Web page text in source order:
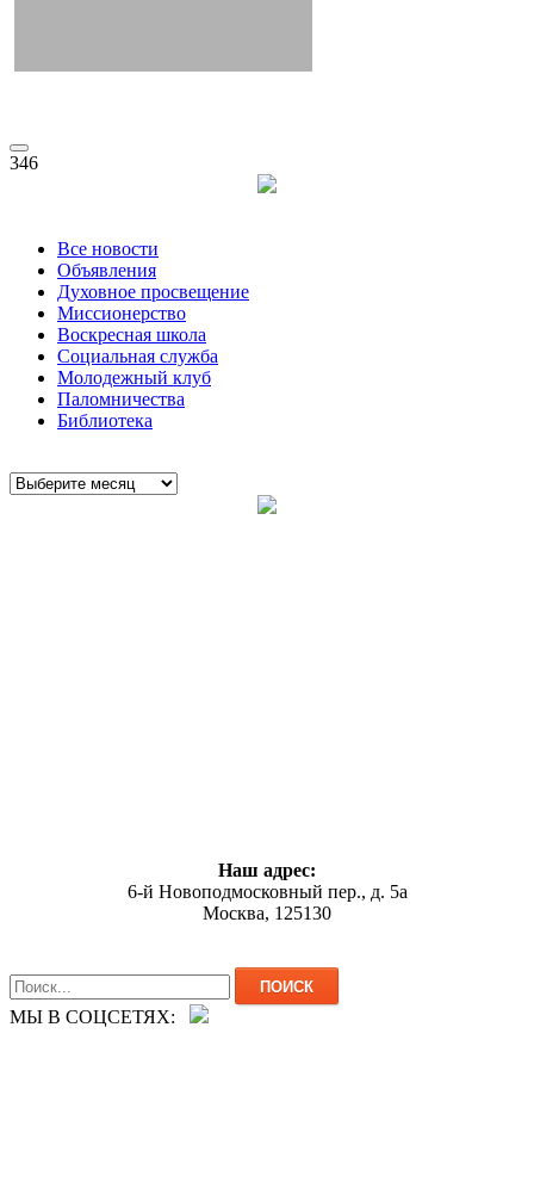
346
Все новости
Объявления
Духовное просвещение
Миссионерство
Воскресная школа
Социальная служба
Молодежный клуб
Паломничества
Библиотека
Наш адрес:
6-й Новоподмосковный пер., д. 5а
Москва, 125130
МЫ В СОЦСЕТЯХ: